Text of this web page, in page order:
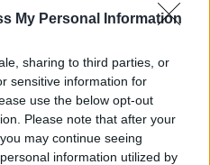
My Personal Information
sharing to third parties, or
sensitive information for
use the below opt-out
Please note that after your
may continue seeing
information utilized by